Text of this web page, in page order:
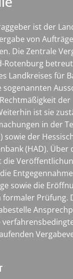
ist der
von
Die Zentrale
Rotenburg
Landkreises für
der
ist sie
in der
sowie der
(HAD). Über
die
sowie die
Prüfung.